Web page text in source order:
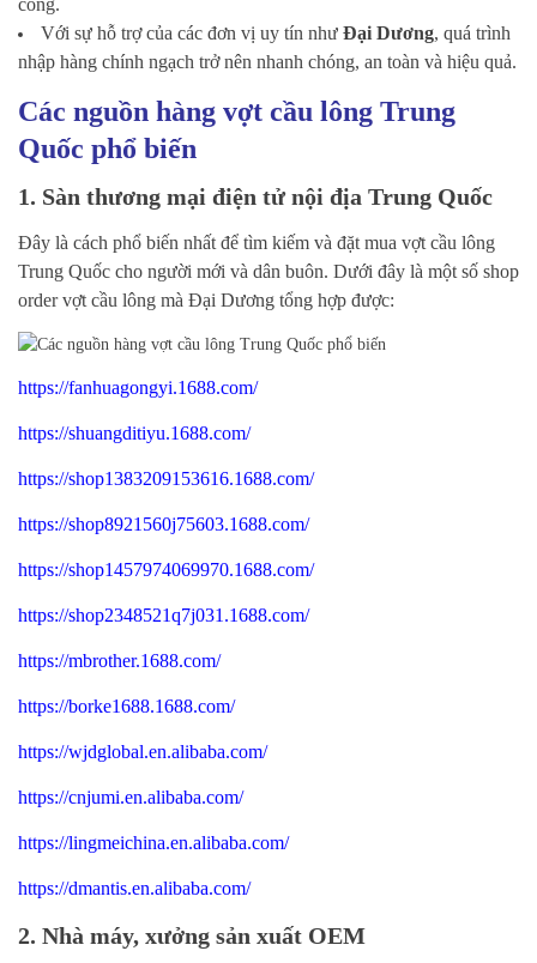
công.
Với sự hỗ trợ của các đơn vị uy tín như Đại Dương, quá trình
nhập hàng chính ngạch trở nên nhanh chóng, an toàn và hiệu quả.
Các nguồn hàng vợt cầu lông Trung
Quốc phổ biến
1. Sàn thương mại điện tử nội địa Trung Quốc
Đây là cách phổ biến nhất để tìm kiếm và đặt mua vợt cầu lông
Trung Quốc cho người mới và dân buôn. Dưới đây là một số shop
order vợt cầu lông mà Đại Dương tổng hợp được:
https://fanhuagongyi.1688.com/
https://shuangditiyu.1688.com/
https://shop1383209153616.1688.com/
https://shop8921560j75603.1688.com/
https://shop1457974069970.1688.com/
https://shop2348521q7j031.1688.com/
https://mbrother.1688.com/
https://borke1688.1688.com/
https://wjdglobal.en.alibaba.com/
https://cnjumi.en.alibaba.com/
https://lingmeichina.en.alibaba.com/
https://dmantis.en.alibaba.com/
2. Nhà máy, xưởng sản xuất OEM